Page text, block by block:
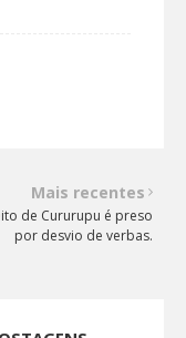
Mais recentes
de Cururupu é preso
por desvio de verbas.